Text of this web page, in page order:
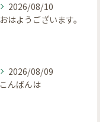
2026/08/10
おはようございます。
2026/08/09
こんばんは